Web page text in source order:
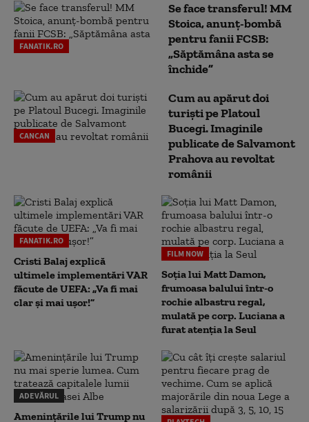
FANATIK.RO
Se face transferul! MM
Stoica, anunț-bombă
pentru fanii FCSB:
„Săptămâna asta se
închide”
CANCAN
Cum au apărut doi
turiști pe Platoul
Bucegi. Imaginile
publicate de Salvamont
Prahova au revoltat
românii
FANATIK.RO
Cristi Balaj explică
ultimele implementări VAR
făcute de UEFA: „Va fi mai
clar și mai ușor!”
FILM NOW
Soția lui Matt Damon,
frumoasa balului într-o
rochie albastru regal,
mulată pe corp. Luciana a
furat atenția la Seul
ADEVĂRUL
Amenințările lui Trump nu